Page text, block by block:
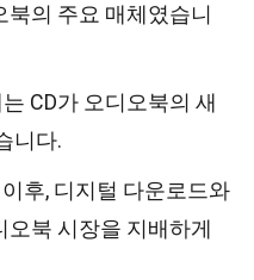
의 주요 매체였습니
CD가 오디오북의 새
니다.
후, 디지털 다운로드와
북 시장을 지배하게